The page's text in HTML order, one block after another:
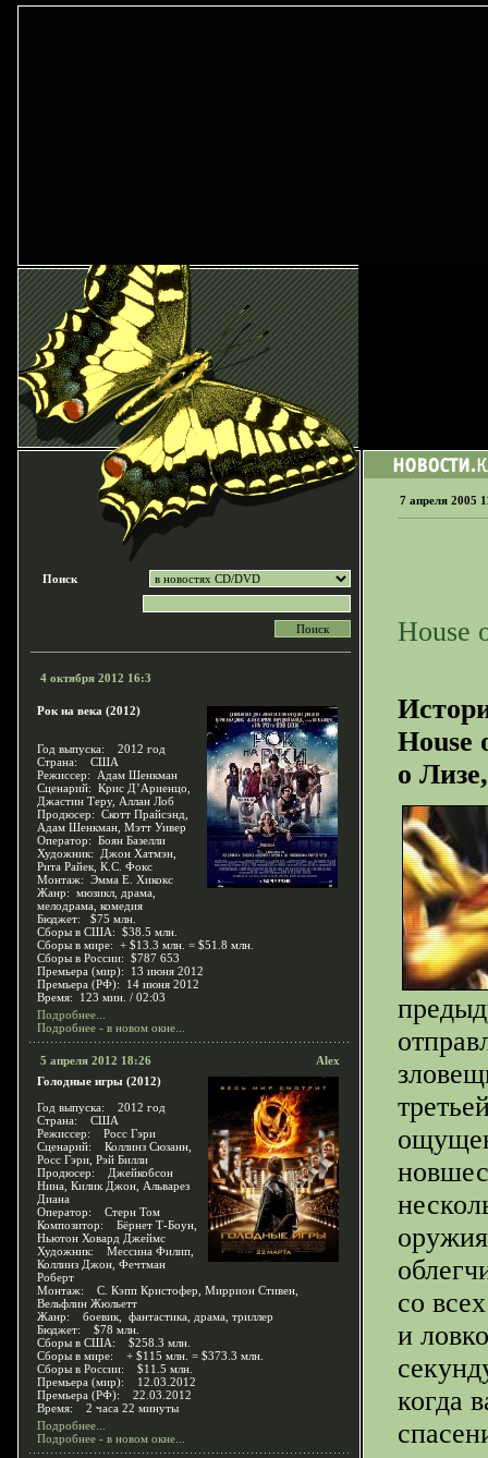
Поиск
4 октября 2012 16:3
Рок на века (2012)
Год выпуска: 2012 год
Страна: США
Режиссер: Адам Шенкман
Сценарий: Крис Д’Ариенцо,
Джастин Теру, Аллан Лоб
Продюсер: Скотт Прайсэнд,
Адам Шенкман, Мэтт Уивер
Оператор: Боян Базелли
Художник: Джон Хатмэн,
Рита Райек, К.С. Фокс
Монтаж: Эмма Е. Хикокс
Жанр: мюзикл, драма,
мелодрама, комедия
Бюджет: $75 млн.
Сборы в США: $38.5 млн.
Сборы в мире: + $13.3 млн. = $51.8 млн.
Сборы в России: $787 653
Премьера (мир): 13 июня 2012
Премьера (РФ): 14 июня 2012
Время: 123 мин. / 02:03
Подробнее...
Подробнее - в новом окне...
5 апреля 2012 18:26
Alex
Голодные игры (2012)
Год выпуска: 2012 год
Страна: США
Режиссер: Росс Гэри
Сценарий: Коллинз Сюзанн,
Росс Гэри, Рэй Билли
Продюсер: Джейкобсон
Нина, Килик Джон, Альварез
Диана
Оператор: Стерн Том
Композитор: Бёрнет Т-Боун,
Ньютон Ховард Джеймс
Художник: Мессина Филип,
Коллинз Джон, Фечтман
Роберт
Монтаж: С. Кэпп Кристофер, Миррион Стивен,
Вельфлин Жюльетт
Жанр: боевик, фантастика, драма, триллер
Бюджет: $78 млн.
Сборы в США: $258.3 млн.
Сборы в мире: + $115 млн. = $373.3 млн.
Сборы в России: $11.5 млн.
Премьера (мир): 12.03.2012
Премьера (РФ): 22.03.2012
Время: 2 часа 22 минуты
Подробнее...
Подробнее - в новом окне...
7 апреля 2005
House
House
о
со
и
когда